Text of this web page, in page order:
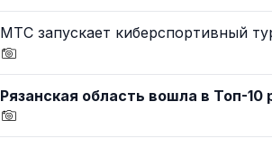
МТС запускает киберспортивный
Рязанская область вошла в Топ-